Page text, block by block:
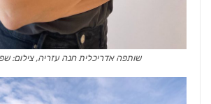
שותפה אדריכלית חנה עזריה, צילום: